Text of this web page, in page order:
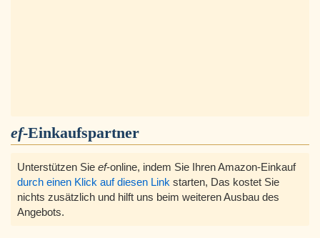
ef-Einkaufspartner
Unterstützen Sie ef-online, indem Sie Ihren Amazon-Einkauf
durch einen Klick auf diesen Link starten, Das kostet Sie
nichts zusätzlich und hilft uns beim weiteren Ausbau des
Angebots.